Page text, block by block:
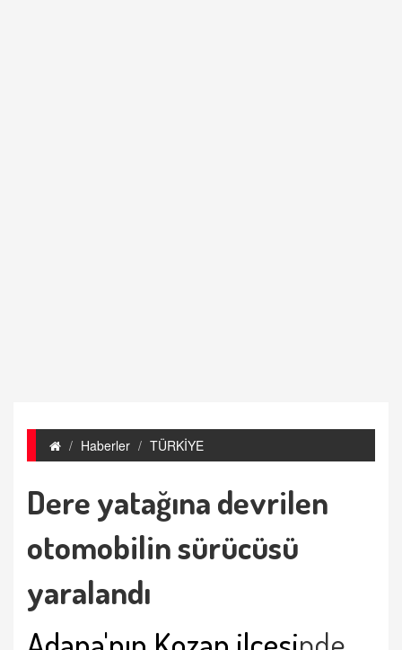
Haberler TÜRKİYE
Dere yatağına devrilen
otomobilin sürücüsü
yaralandı